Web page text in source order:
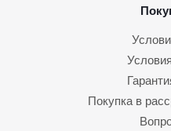
Покупка в